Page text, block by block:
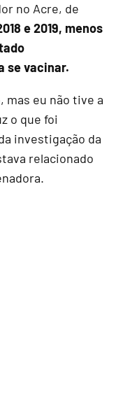
no Acre, de
e 2019, menos
se vacinar.
mas eu não tive a
o que foi
investigação da
relacionado